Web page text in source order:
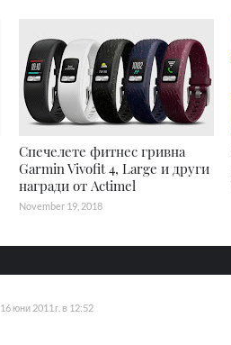
Спечелете фитнес гривна
Garmin Vivofit 4, Large и други
награди от Actimel
November 19, 2018
16 юни 2011 г. в 12:52